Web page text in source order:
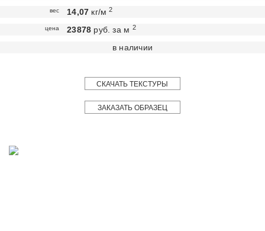
вес 14,07 кг/м2
цена 23878 руб. за м 2
в наличии
СКАЧАТЬ ТЕКСТУРЫ
ЗАКАЗАТЬ ОБРАЗЕЦ